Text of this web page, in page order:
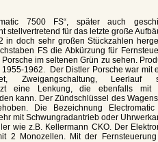
7500 FS“, später auch
stellvertretend für das letzte große
in doch sehr großen Stückzahlen
FS die Abkürzung für
im seltenen Grün zu sehen.
1962. Der Distler Porsche war mit
Zweigangschaltung, Leerlauf
eine Lenkung, die ebenfalls mit
kann. Der Zündschlüssel des
Die Bezeichnung
mit Schwungradantrieb oder
wie z.B. Kellermann CKO. Der
2 Monozellen. Mit der